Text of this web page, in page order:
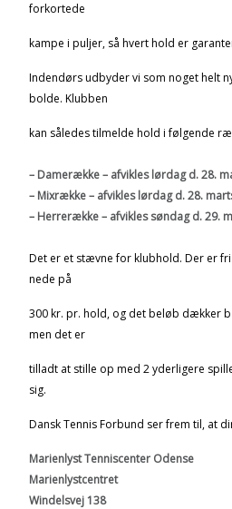
forkortede
kampe i puljer, så hvert hold er
Indendørs udbyder vi som noget helt
bolde. Klubben
kan således tilmelde hold i følgende
– Damerække – afvikles lørdag d. 28.
– Mixrække – afvikles lørdag d. 28.
– Herrerække – afvikles søndag d. 29.
Det er et stævne for klubhold. Der er
nede på
300 kr. pr. hold, og det beløb dækker
men det er
tilladt at stille op med 2 yderligere
sig.
Dansk Tennis Forbund ser frem til, at
Marienlyst Tenniscenter Odense
Marienlystcentret
Windelsvej 138